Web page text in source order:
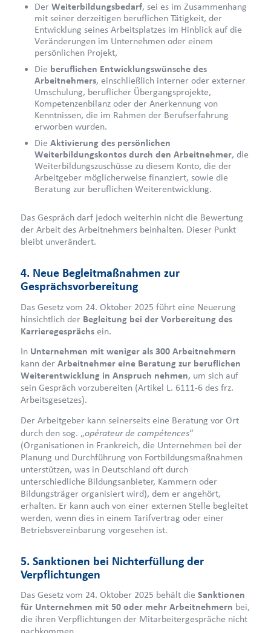
Der Weiterbildungsbedarf, sei es im Zusammenhang
mit seiner derzeitigen beruflichen Tätigkeit, der
Entwicklung seines Arbeitsplatzes im Hinblick auf die
Veränderungen im Unternehmen oder einem
persönlichen Projekt,
Die beruflichen Entwicklungswünsche des
Arbeitnehmers, einschließlich interner oder externer
Umschulung, beruflicher Übergangsprojekte,
Kompetenzenbilanz oder der Anerkennung von
Kenntnissen, die im Rahmen der Berufserfahrung
erworben wurden.
Die Aktivierung des persönlichen
Weiterbildungskontos durch den Arbeitnehmer, die
Weiterbildungszuschüsse zu diesem Konto, die der
Arbeitgeber möglicherweise finanziert, sowie die
Beratung zur beruflichen Weiterentwicklung.
Das Gespräch darf jedoch weiterhin nicht die Bewertung
der Arbeit des Arbeitnehmers beinhalten. Dieser Punkt
bleibt unverändert.
4. Neue Begleitmaßnahmen zur
Gesprächsvorbereitung
Das Gesetz vom 24. Oktober 2025 führt eine Neuerung
hinsichtlich der Begleitung bei der Vorbereitung des
Karrieregesprächsein.
In Unternehmen mit weniger als 300 Arbeitnehmern
kann der Arbeitnehmer eine Beratung zur beruflichen
Weiterentwicklung in Anspruch nehmen, um sich auf
sein Gespräch vorzubereiten (Artikel L. 6111-6 des frz.
Arbeitsgesetzes).
Der Arbeitgeber kann seinerseits eine Beratung vor Ort
durch den sog. „opérateur de compétences“
(Organisationen in Frankreich, die Unternehmen bei der
Planung und Durchführung von Fortbildungsmaßnahmen
unterstützen, was in Deutschland oft durch
unterschiedliche Bildungsanbieter, Kammern oder
Bildungsträger organisiert wird), dem er angehört,
erhalten. Er kann auch von einer externen Stelle begleitet
werden, wenn dies in einem Tarifvertrag oder einer
Betriebsvereinbarung vorgesehen ist.
5. Sanktionen bei Nichterfüllung der
Verpflichtungen
Das Gesetz vom 24. Oktober 2025 behält die Sanktionen
für Unternehmen mit 50 oder mehr Arbeitnehmern bei,
die ihren Verpflichtungen der Mitarbeitergespräche nicht